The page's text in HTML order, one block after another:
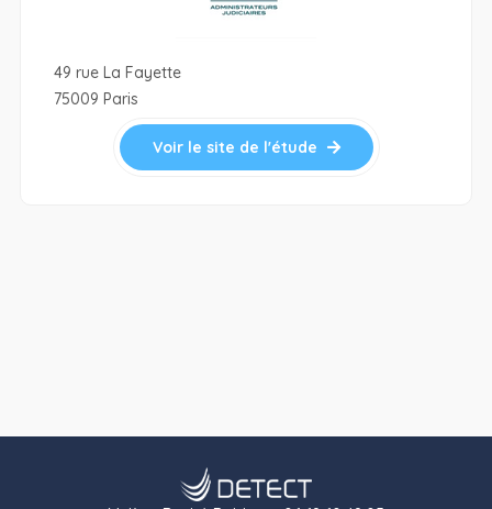
49 rue La Fayette
75009 Paris
Voir le site de l'étude